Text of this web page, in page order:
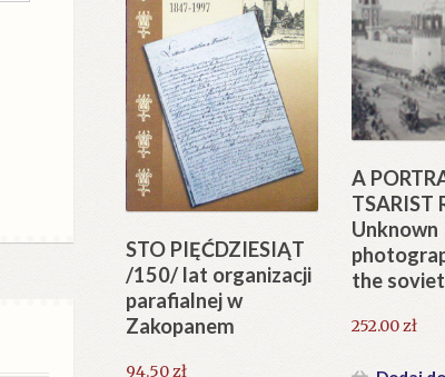
w
Zakopanem
z
inicjatywy
Ministerstwa
Robót
Publicznych
w
8,9
i
10
STO PIĘĆDZIESIĄT
/150/ lat organizacji
parafialnej w
Zakopanem
94.50zł
A
TSARIST
Unknown
the
252.00zł